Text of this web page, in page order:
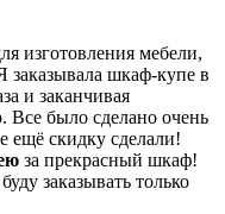
изготовления мебели,
шкаф-купе в
и заканчивая
было сделано очень
ещё скидку сделали!
за прекрасный шкаф!
заказывать только